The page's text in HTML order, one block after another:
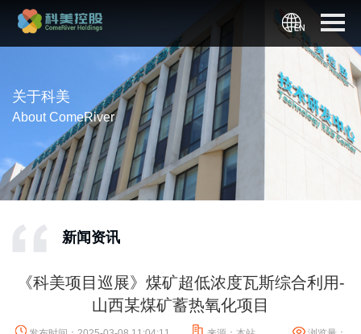
关于科美
About ComeRiver
新闻资讯
《科美项目巡展》煤矿超低浓度瓦斯综合利用-
山西某煤矿蓄热氧化项目